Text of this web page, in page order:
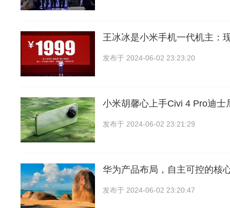
王冰冰是小米手机一代机主：
发布于 2024-06-02 23:23:20
小米胡馨心上手Civi 4 Pro迪士
发布于 2024-06-02 23:21:29
华为产品布局，自主可控的核
发布于 2024-06-02 23:20:47